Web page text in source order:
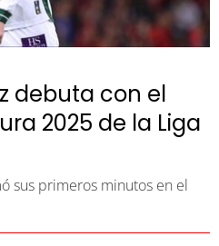
debuta con el
2025 de la Liga
sus primeros minutos en el